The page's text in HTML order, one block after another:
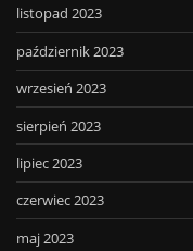
listopad 2023
październik 2023
wrzesień 2023
sierpień 2023
lipiec 2023
czerwiec 2023
maj 2023